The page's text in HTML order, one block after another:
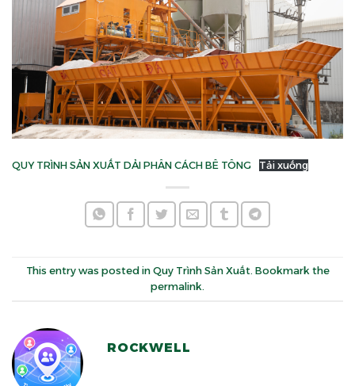
QUY TRÌNH SẢN XUẤT DẢI PHÂN CÁCH BÊ TÔNG Tải xuống
This entry was posted in Quy Trình Sản Xuất. Bookmark the
permalink.
ROCKWELL